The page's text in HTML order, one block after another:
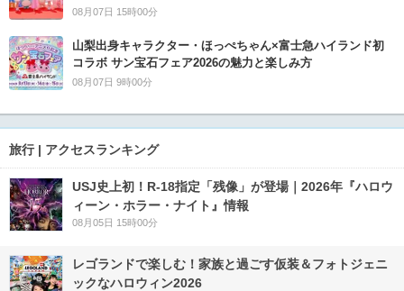
08月07日 15時00分
山梨出身キャラクター・ほっぺちゃん×富士急ハイランド初
コラボ サン宝石フェア2026の魅力と楽しみ方
08月07日 9時00分
旅行 | アクセスランキング
USJ史上初！R-18指定「残像」が登場｜2026年『ハロウ
ィーン・ホラー・ナイト』情報
08月05日 15時00分
レゴランドで楽しむ！家族と過ごす仮装＆フォトジェニ
ックなハロウィン2026